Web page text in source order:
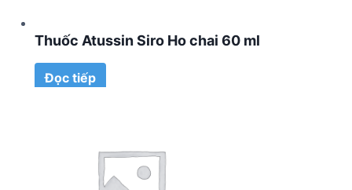
Thuốc Atussin Siro Ho chai 60 ml
Đọc tiếp